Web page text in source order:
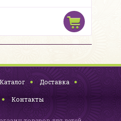
Каталог Доставка
Контакты